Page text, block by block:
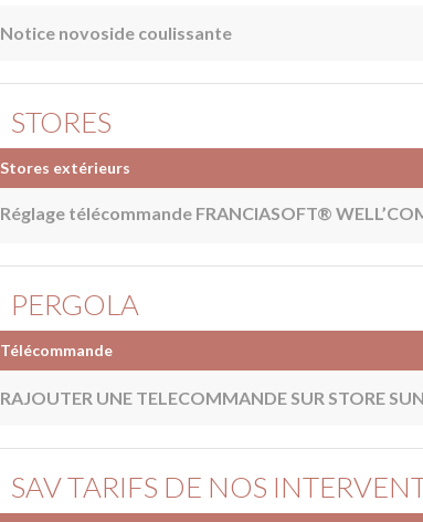
Notice novoside coulissante
STORES
​Stores extérieurs
Réglage télécommande FRANCIASOFT®
PERGOLA
Télécommande
RAJOUTER UNE TELECOMMANDE SUR STORE
SAV TARIFS DE NOS